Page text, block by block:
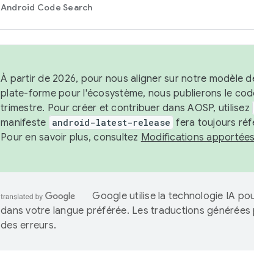
Android Code Search
À partir de 2026, pour nous aligner sur notre modèle
plate-forme pour l'écosystème, nous publierons le
trimestre. Pour créer et contribuer dans AOSP, utilisez
manifeste android-latest-release fera toujours
Pour en savoir plus, consultez Modifications apportées
Google utilise la technologie IA
dans votre langue préférée. Les traductions
des erreurs.